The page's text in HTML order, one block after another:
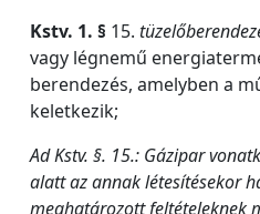
Kstv. 1. § 15.
vagy légnemű
berendezés, amelyben a
keletkezik;
Ad Kstv. §. 15.: Gázipar
alatt az annak létesítésekor
meghatározott feltételeknek